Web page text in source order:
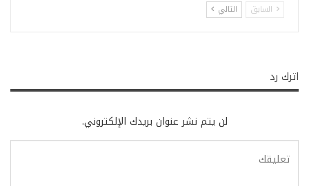
السابق التالي
اترك رد
لن يتم نشر عنوان بريدك الإلكتروني.